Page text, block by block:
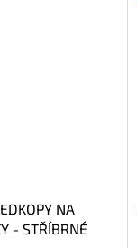
NA
- STŘÍBRNÉ